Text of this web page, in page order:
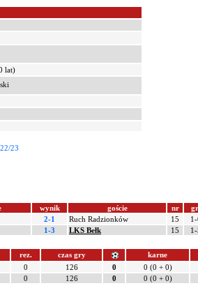
lat)
23
wynik goście nr
2-1 Ruch Radzionków 15
1-3 LKS Bełk 15
rez. czas gry karne
0 126 0 0 (0 + 0)
0 126 0 0 (0 + 0)